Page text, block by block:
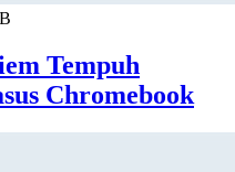
Tempuh
Chromebook